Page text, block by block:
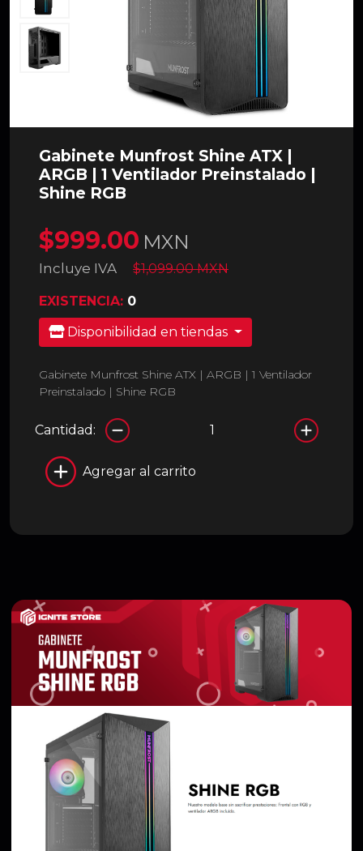
Gabinete Munfrost Shine ATX |
ARGB | 1 Ventilador Preinstalado |
Shine RGB
$999.00 MXN
Incluye IVA $1,099.00 MXN
EXISTENCIA: 0
Disponibilidad en tiendas
Gabinete Munfrost Shine ATX | ARGB | 1 Ventilador
Preinstalado | Shine RGB
Cantidad:
Agregar al carrito